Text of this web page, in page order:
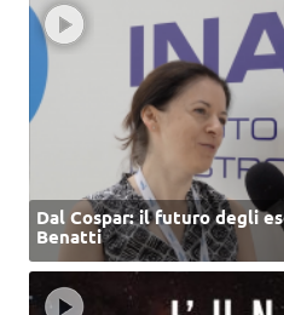
Dal Cospar: il futuro degli
Benatti